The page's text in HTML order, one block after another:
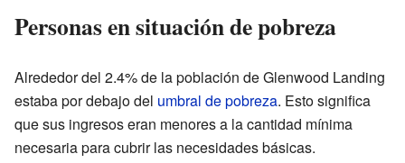
Personas en situación de pobreza
Alrededor del 2.4% de la población de Glenwood Landing
estaba por debajo del umbral de pobreza. Esto significa
que sus ingresos eran menores a la cantidad mínima
necesaria para cubrir las necesidades básicas.